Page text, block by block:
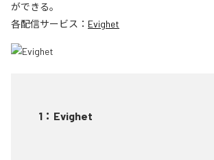
ができる。
各配信サービス： Evighet
1 ： Evighet